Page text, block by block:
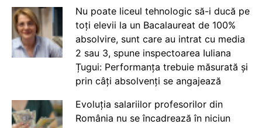
Nu poate liceul tehnologic să-i ducă pe
toți elevii la un Bacalaureat de 100%
absolvire, sunt care au intrat cu media
2 sau 3, spune inspectoarea Iuliana
Țugui: Performanța trebuie măsurată și
prin câți absolvenți se angajează
Evoluția salariilor profesorilor din
România nu se încadrează în niciun